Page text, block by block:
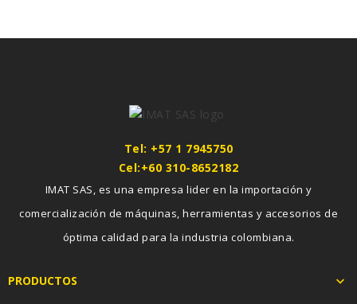
Tel: +57 1 7945750
Cel:+60 310-8652182
IMAT SAS, es una empresa lider en la importación y
comercialización de máquinas, herramientas y accesorios de
óptima calidad para la industria colombiana.
PRODUCTOS 